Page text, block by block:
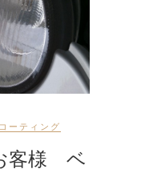
ーティング
客様 ベ